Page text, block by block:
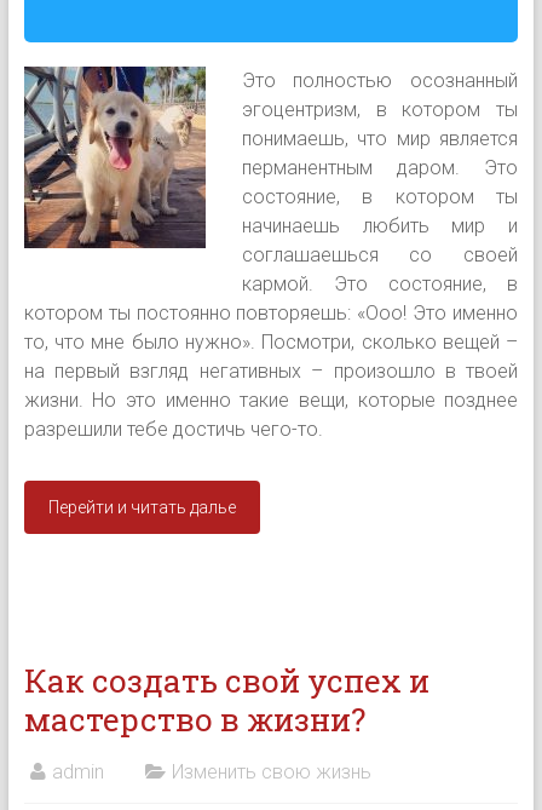
Это полностью осознанный
эгоцентризм, в котором ты
понимаешь, что мир является
перманентным даром. Это
состояние, в котором ты
начинаешь любить мир и
соглашаешься со своей
кармой. Это состояние, в
котором ты постоянно повторяешь: «Ооо! Это именно
то, что мне было нужно». Посмотри, сколько вещей –
на первый взгляд негативных – произошло в твоей
жизни. Но это именно такие вещи, которые позднее
разрешили тебе достичь чего-то.
Перейти и читать далье
Как создать свой успех и
мастерство в жизни?
admin Изменить свою жизнь